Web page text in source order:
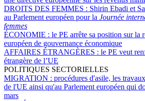
DROITS DES FEMMES : Shirin Ebadi et
au Parlement européen pour la Journée
femmes
ÉCONOMIE : le PE arrête sa position sur la
européen de gouvernance économique
AFFAIRES ÉTRANGÈRES : le PE veut
étrangère de l’UE
POLITIQUES SECTORIELLES
MIGRATION : procédures d'asile, les
de l'UE ainsi qu'au Parlement européen qui
mars